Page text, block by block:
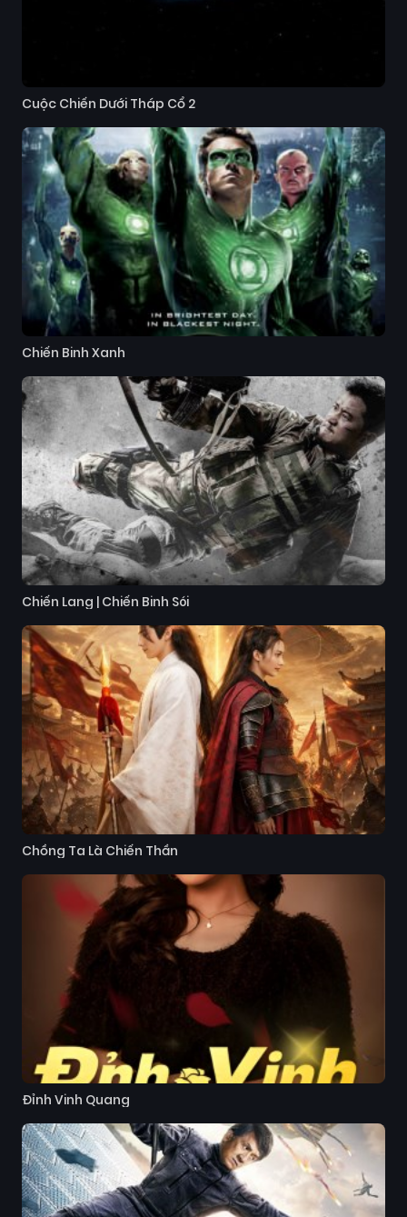
Cuộc Chiến Dưới Tháp Cổ 2
Chiến Binh Xanh
Chiến Lang | Chiến Binh Sói
Chồng Ta Là Chiến Thần
Đỉnh Vinh Quang